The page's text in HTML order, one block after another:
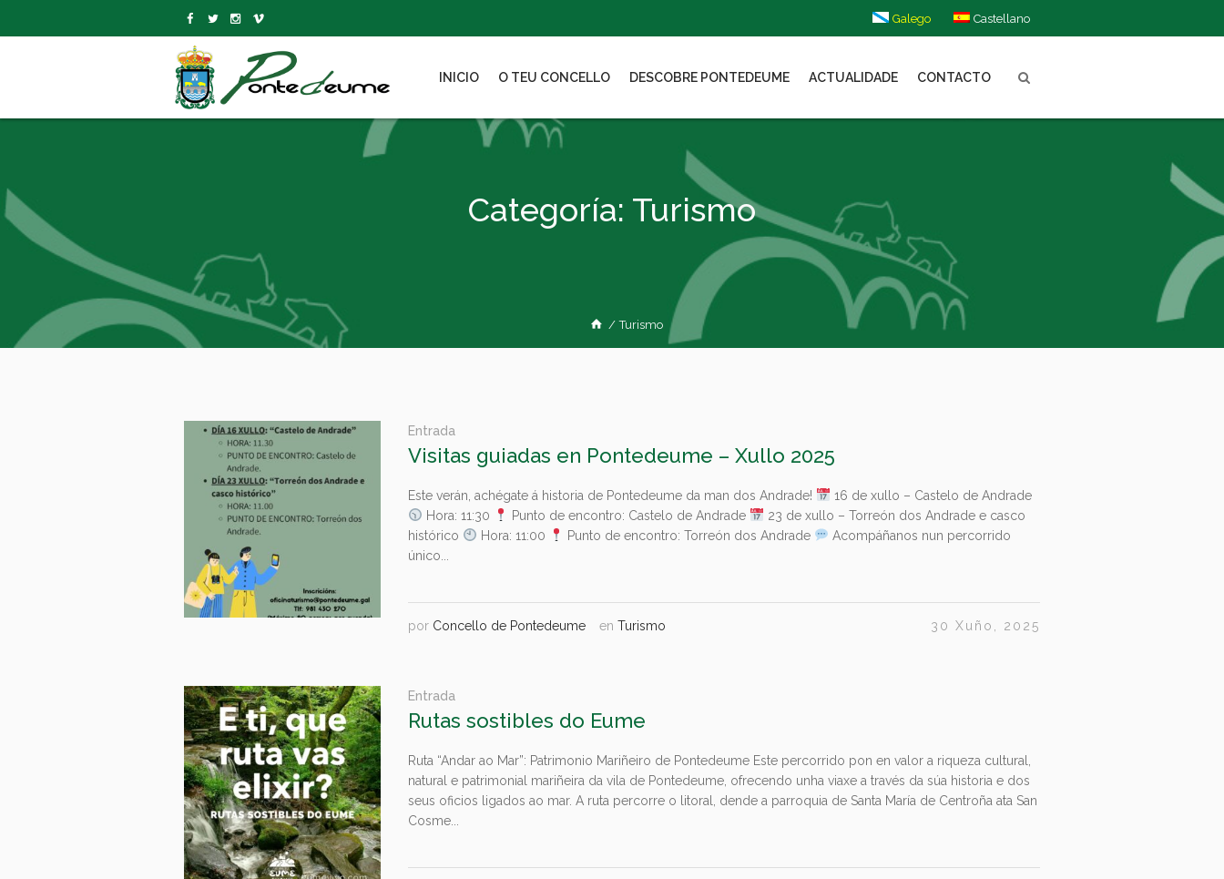
Galego Castellano
INICIO O TEU CONCELLO DESCOBRE PONTEDEUME ACTUALIDADE CONTACTO
Categoría: Turismo
/ Turismo
Entrada
Visitas guiadas en Pontedeume – Xullo 2025
Este verán, achégate á historia de Pontedeume da man dos Andrade!
16 de xullo – Castelo de Andrade
Hora: 11:30
Punto de encontro: Castelo de Andrade
23 de xullo – Torreón dos Andrade e casco
histórico
Hora: 11:00 Punto de encontro: Torreón dos Andrade
Acompáñanos nun percorrido
único...
por Concello de Pontedeume enTurismo 30 Xuño, 2025
Entrada
Rutas sostibles do Eume
Ruta “Andar ao Mar”: Patrimonio Mariñeiro de Pontedeume Este percorrido pon en valor a riqueza cultural,
natural e patrimonial mariñeira da vila de Pontedeume, ofrecendo unha viaxe a través da súa historia e dos
seus oficios ligados ao mar. A ruta percorre o litoral, dende a parroquia de Santa María de Centroña ata San
Cosme...